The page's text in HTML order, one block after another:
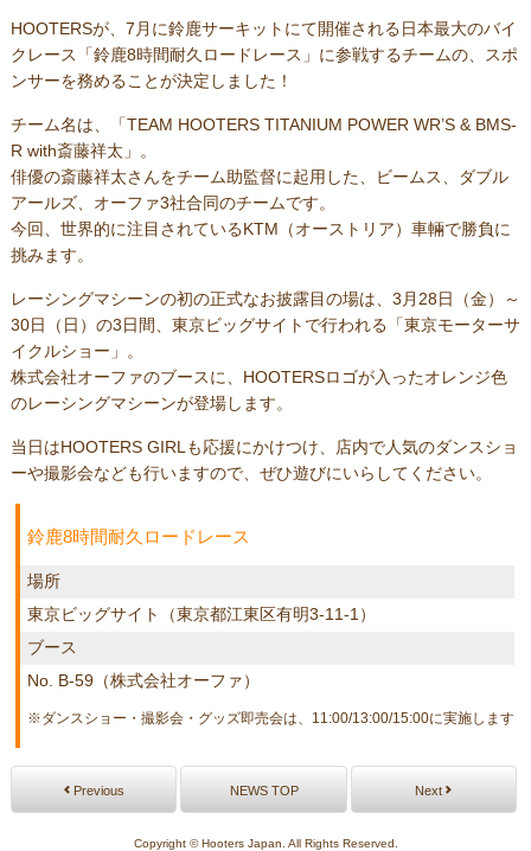
HOOTERSが、7月に鈴鹿サーキットにて開催される日本最大のバイ
クレース「鈴鹿8時間耐久ロードレース」に参戦するチームの、スポ
ンサーを務めることが決定しました！
チーム名は、「TEAM HOOTERS TITANIUM POWER WR’S & BMS-
R with斎藤祥太」。
俳優の斎藤祥太さんをチーム助監督に起用した、ビームス、ダブル
アールズ、オーファ3社合同のチームです。
今回、世界的に注目されているKTM（オーストリア）車輛で勝負に
挑みます。
レーシングマシーンの初の正式なお披露目の場は、3月28日（金）～
30日（日）の3日間、東京ビッグサイトで行われる「東京モーターサ
イクルショー」。
株式会社オーファのブースに、HOOTERSロゴが入ったオレンジ色
のレーシングマシーンが登場します。
当日はHOOTERS GIRLも応援にかけつけ、店内で人気のダンスショ
ーや撮影会なども行いますので、ぜひ遊びにいらしてください。
鈴鹿8時間耐久ロードレース
場所
東京ビッグサイト（東京都江東区有明3-11-1）
ブース
No. B-59（株式会社オーファ）
※ダンスショー・撮影会・グッズ即売会は、11:00/13:00/15:00に実施します
Previous NEWS TOP Next
Copyright © Hooters Japan. All Rights Reserved.